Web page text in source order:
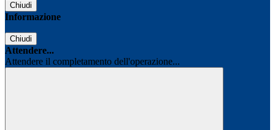
Chiudi
Informazione
Chiudi
Attendere...
Attendere il completamento dell'operazione...